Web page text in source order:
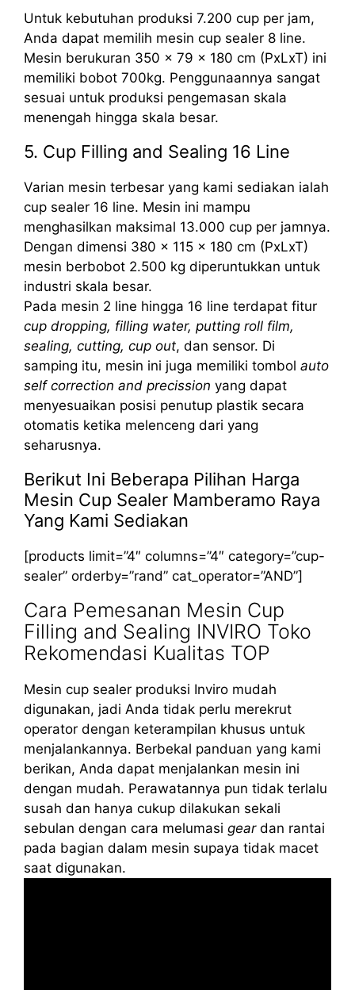
Untuk kebutuhan produksi 7.200 cup per jam,
Anda dapat memilih mesin cup sealer 8 line.
Mesin berukuran 350 x 79 x 180 cm (PxLxT) ini
memiliki bobot 700kg. Penggunaannya sangat
sesuai untuk produksi pengemasan skala
menengah hingga skala besar.
5. Cup Filling and Sealing 16 Line
Varian mesin terbesar yang kami sediakan ialah
cup sealer 16 line. Mesin ini mampu
menghasilkan maksimal 13.000 cup per jamnya.
Dengan dimensi 380 x 115 x 180 cm (PxLxT)
mesin berbobot 2.500 kg diperuntukkan untuk
industri skala besar.
Pada mesin 2 line hingga 16 line terdapat fitur
cup dropping, filling water, putting roll film,
sealing, cutting, cup out, dan sensor. Di
samping itu, mesin ini juga memiliki tombol auto
self correction and precission yang dapat
menyesuaikan posisi penutup plastik secara
otomatis ketika melenceng dari yang
seharusnya.
Berikut Ini Beberapa Pilihan Harga
Mesin Cup Sealer Mamberamo Raya
Yang Kami Sediakan
[products limit=”4″ columns=”4″ category=”cup-
sealer” orderby=”rand” cat_operator=”AND”]
Cara Pemesanan Mesin Cup
Filling and Sealing INVIRO Toko
Rekomendasi Kualitas TOP
Mesin cup sealer produksi Inviro mudah
digunakan, jadi Anda tidak perlu merekrut
operator dengan keterampilan khusus untuk
menjalankannya. Berbekal panduan yang kami
berikan, Anda dapat menjalankan mesin ini
dengan mudah. Perawatannya pun tidak terlalu
susah dan hanya cukup dilakukan sekali
sebulan dengan cara melumasi geardan rantai
pada bagian dalam mesin supaya tidak macet
saat digunakan.